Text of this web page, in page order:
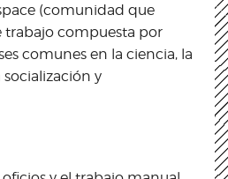
(comunidad que
trabajo compuesta por
comunes en la ciencia, la
socialización y